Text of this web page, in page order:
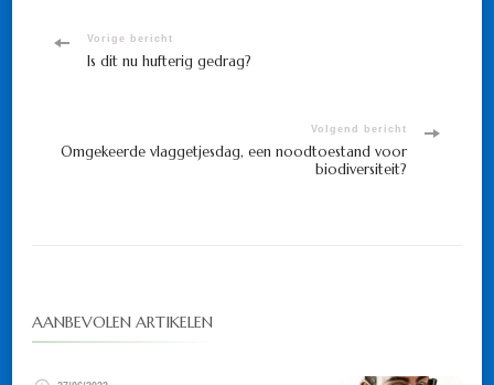
Bericht
Vorige bericht
Is dit nu hufterig gedrag?
Volgend bericht
Omgekeerde vlaggetjesdag, een noodtoestand voor
biodiversiteit?
AANBEVOLEN ARTIKELEN